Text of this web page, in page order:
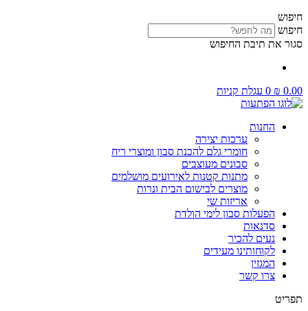
חיפוש
חיפוש
סגור את תיבת החיפוש
₪ 0.00
0 עגלת קניות
החנות
ערכות יצירה
חומרי גלם להכנת סבון ומוצרי ריח
סבונים מעוצבים
מתנות קטנות לאירועים מושלמים
מוצרים לבישום הבית ונרות
אריזות שי
הפעלות סבון לימי הולדת
סדנאות
נעים להכיר
לקוחותינו מעידים
המגזין
צרו קשר
תפריט